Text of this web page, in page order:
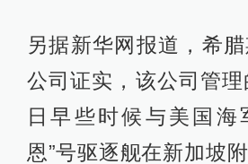
另据新华网报道，希
公司证实，该公司管
日早些时候与美国海
恩”号驱逐舰在新加坡